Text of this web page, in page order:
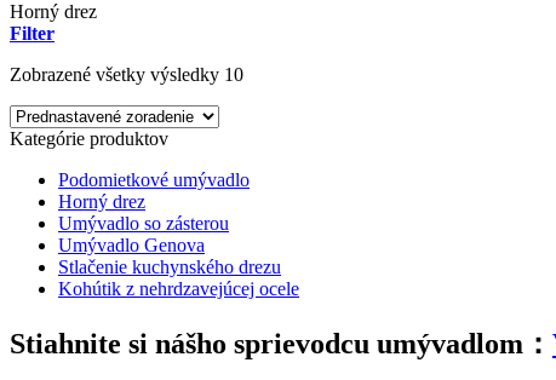
Horný drez
Filter
Zobrazené všetky výsledky 10
Kategórie produktov
Podomietkové umývadlo
Horný drez
Umývadlo so zásterou
Umývadlo Genova
Stlačenie kuchynského drezu
Kohútik z nehrdzavejúcej ocele
Stiahnite si nášho sprievodcu umývadlom：